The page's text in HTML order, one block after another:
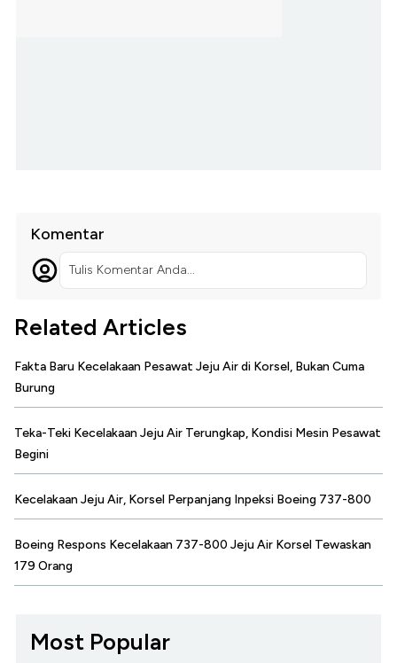
Komentar
Tulis Komentar Anda...
Related Articles
Fakta Baru Kecelakaan Pesawat Jeju Air di Korsel, Bukan Cuma
Burung
Teka-Teki Kecelakaan Jeju Air Terungkap, Kondisi Mesin Pesawat
Begini
Kecelakaan Jeju Air, Korsel Perpanjang Inpeksi Boeing 737-800
Boeing Respons Kecelakaan 737-800 Jeju Air Korsel Tewaskan
179 Orang
Most Popular